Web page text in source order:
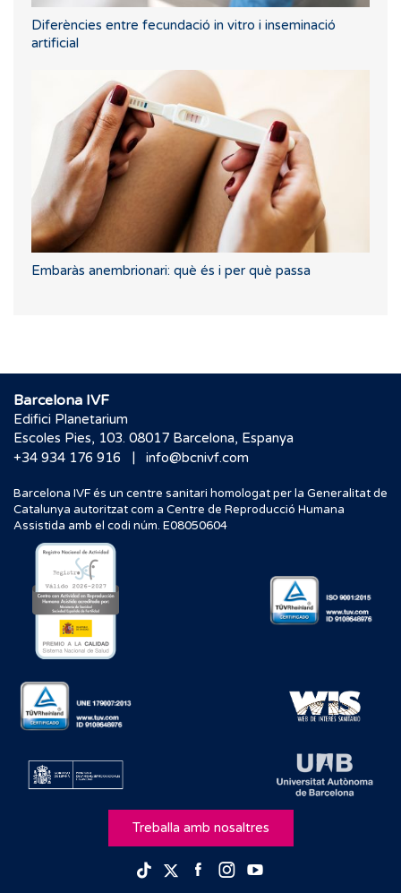
Diferències entre fecundació in vitro i inseminació
artificial
Embaràs anembrionari: què és i per què passa
Barcelona IVF
Edifici Planetarium
Escoles Pies, 103. 08017 Barcelona, Espanya
+34 934 176 916
| info@bcnivf.com
Barcelona IVF és un centre sanitari homologat per la Generalitat de
Catalunya autoritzat com a Centre de Reproducció Humana
Assistida amb el codi núm. E08050604
Treballa amb nosaltres
TikTokTwitterFacebook
Instagram